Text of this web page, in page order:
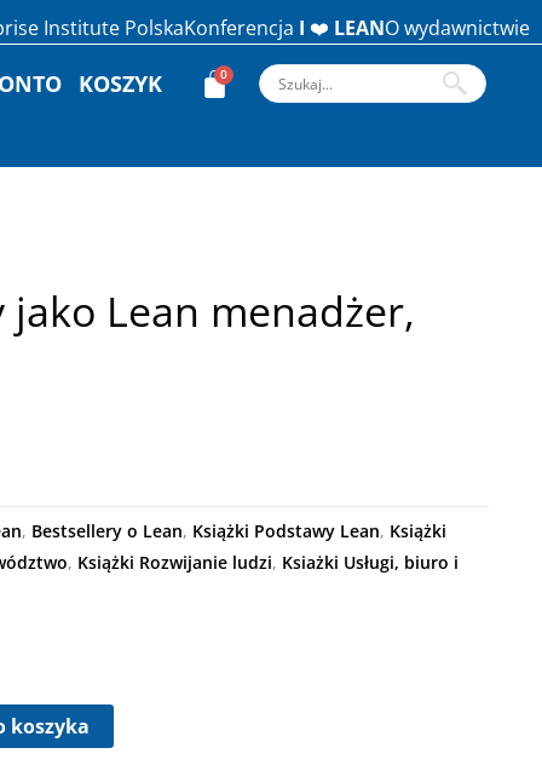
Institute PolskaKonferencja I ❤️ LEANO wydawnictwie
KOSZYK
Lean menadżer,
, Bestsellery o Lean, Książki Podstawy Lean, Książki
, Książki Rozwijanie ludzi, Ksiażki Usługi, biuro i
koszyka